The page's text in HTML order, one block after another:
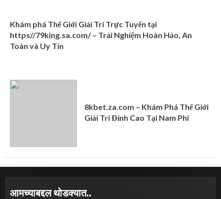
Khám phá Thế Giới Giải Trí Trực Tuyến tại
https//79king.sa.com/ – Trải Nghiệm Hoàn Hảo, An
Toàn và Uy Tín
8kbet.za.com – Khám Phá Thế Giới
Giải Trí Đỉnh Cao Tại Nam Phi
आमच्याबद्दल थोडक्यात..